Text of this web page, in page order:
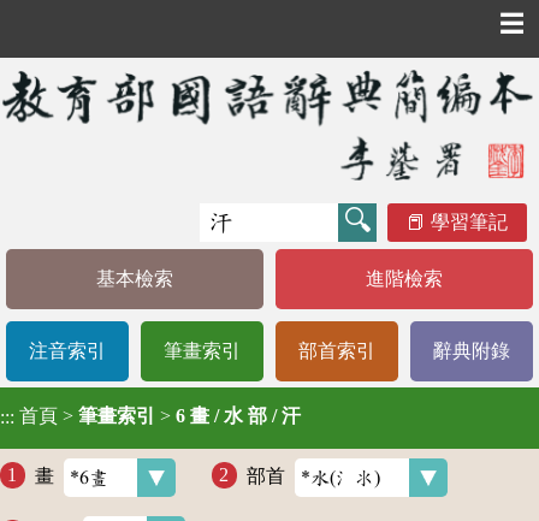
☰
學習筆記
基本檢索 進階檢索
注音索引 筆畫索引 部首索引 辭典附錄
::: 首頁 > 筆畫索引 > 6 畫 / 水 部 / 汗
畫 部首